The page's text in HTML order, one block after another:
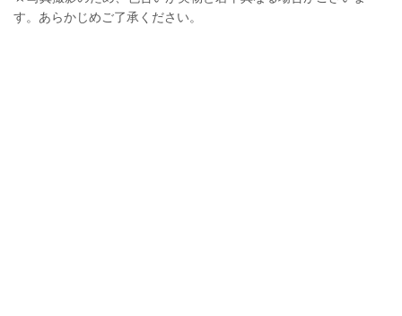
す。あらかじめご了承ください。